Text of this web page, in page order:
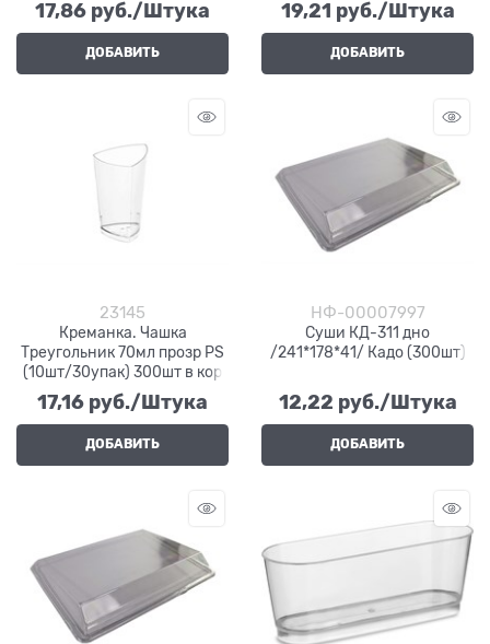
17,86 руб./Штука
ДОБАВИТЬ
19,21 руб./Штука
ДОБАВИТЬ
23145
Креманка. Чашка
Треугольник 70мл прозр PS
(10шт/30упак) 300шт в кор
17,16 руб./Штука
ДОБАВИТЬ
НФ-00007997
Суши КД-311 дно
/241*178*41/ Кадо (300шт)
12,22 руб./Штука
ДОБАВИТЬ